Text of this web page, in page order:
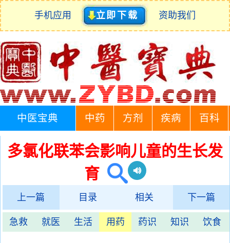
手机应用 立即下载 资助我们
中医宝典 中药 方剂 疾病 百科
多氯化联苯会影响儿童的生长发
育
上一篇 目录 相关 下一篇
急救 就医 生活 用药 药识 知识 饮食